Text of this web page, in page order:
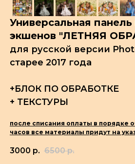
Универсальная панель
экшенов "ЛЕТНЯЯ
для русской версии
старее 2017 года
+БЛОК ПО ОБРАБОТКЕ
+ ТЕКСТУРЫ
после списания оплаты в порядке
часов все материалы придут на
3000 р. 6500 р.